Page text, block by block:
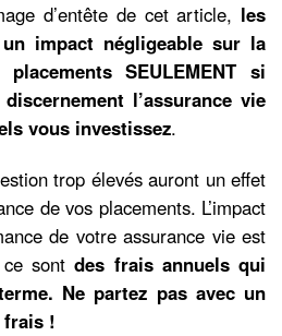
d’entête de cet article, les
impact négligeable sur la
SEULEMENT si
l’assurance vie
vous investissez.
trop élevés auront un effet
de vos placements. L’impact
de votre assurance vie est
ce sontdes frais annuels qui
Ne partez pas avec un
frais !